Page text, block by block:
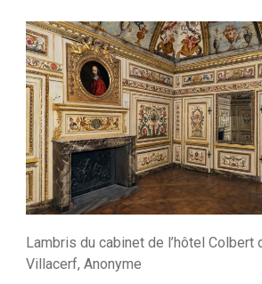
Lambris du cabinet de l’hôtel Colbert
Villacerf, Anonyme